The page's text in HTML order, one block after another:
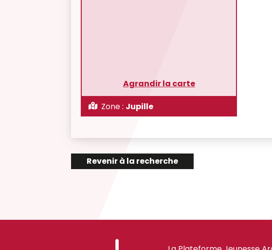
Agrandir la carte
Zone : Jupille
Revenir à la recherche